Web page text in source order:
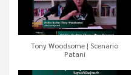
Tony Woodsome | Scenario
Patani